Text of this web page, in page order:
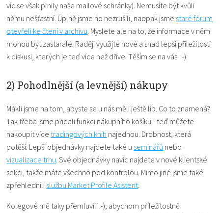
víc se však plnily naše mailové schránky). Nemusíte být kvůli
němu nešťastní. Úplně jsme ho nezrušili, naopak jsme staré fórum
otevřeli ke čtení v archivu. Myslete ale na to, že informace v něm
mohou být zastaralé. Raději využijte nové a snad lepší příležitosti
k diskusi, kterých je teď více než dříve. Těším se na vás. :-).
2) Pohodlnější (a levnější) nákupy
Mákli jsme na tom, abyste se u nás měli ještě líp. Co to znamená?
Tak třeba jsme přidali funkci nákupního košíku - teď můžete
nakoupit více tradingových knih najednou. Drobnost, která
potěší. Lepší objednávky najdete také u seminářů nebo
vizualizace trhu. Své objednávky navíc najdete v nové klientské
sekci, takže máte všechno pod kontrolou. Mimo jiné jsme také
zpřehlednili službu Market Profile Asistent.
Kolegové mě taky přemluvili :-), abychom příležitostně